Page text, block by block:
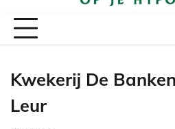
Kwekerij De
Leur